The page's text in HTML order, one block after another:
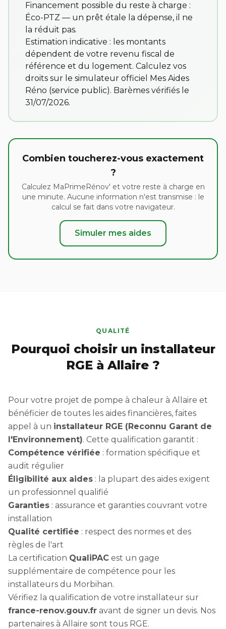
Financement possible du reste à charge :
Éco-PTZ — un prêt étale la dépense, il ne
la réduit pas.
Estimation indicative : les montants
dépendent de votre revenu fiscal de
référence et du logement. Calculez vos
droits sur le simulateur officiel Mes Aides
Réno (service public). Barèmes vérifiés le
31/07/2026.
Combien toucherez-vous exactement
?
Calculez MaPrimeRénov' et votre reste à charge en
une minute. Aucune information n'est transmise : le
calcul se fait dans votre navigateur.
Simuler mes aides
QUALITÉ
Pourquoi choisir un installateur
RGE à Allaire ?
Pour votre projet de pompe à chaleur à Allaire et
bénéficier de toutes les aides financières, faites
appel à un installateur RGE (Reconnu Garant de
l'Environnement). Cette qualification garantit :
Compétence vérifiée : formation spécifique et
audit régulier
Éligibilité aux aides : la plupart des aides exigent
un professionnel qualifié
Garanties : assurance et garanties couvrant votre
installation
Qualité certifiée : respect des normes et des
règles de l'art
La certification QualiPAC est un gage
supplémentaire de compétence pour les
installateurs du Morbihan.
Vérifiez la qualification de votre installateur sur
france-renov.gouv.fr avant de signer un devis. Nos
partenaires à Allaire sont tous RGE.